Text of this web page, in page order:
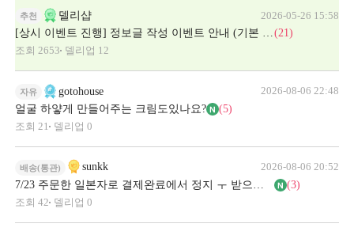
추천
델리샵
[상시 이벤트 진행] 정보글 작성 이벤트 안내 (기본 3,000P ~ 최대 10,000P 지급)(21)
2026-05-26 15:58
조회 2653 델리업 12
자유
gotohouse
얼굴 하얗게 만들어주는 크림도있나요?
(5)
2026-08-06 22:48
조회 21 델리업 0
배송(통관)
sunkk
(3)
2026-08-06 20:52
조회 42 델리업 0